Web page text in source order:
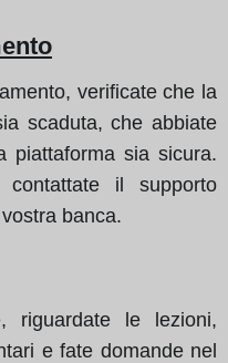
verificate che la
scaduta, che abbiate
piattaforma sia sicura.
contattate il supporto
banca.
riguardate le lezioni,
e fate domande nel